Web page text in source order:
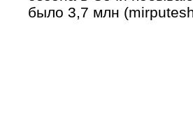
было 3,7 млн